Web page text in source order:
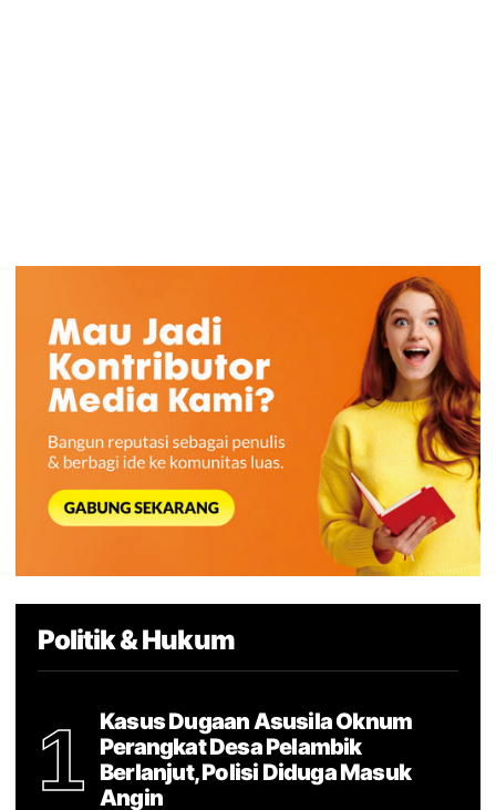
Politik & Hukum
1
Kasus Dugaan Asusila Oknum
Perangkat Desa Pelambik
Berlanjut, Polisi Diduga Masuk
Angin